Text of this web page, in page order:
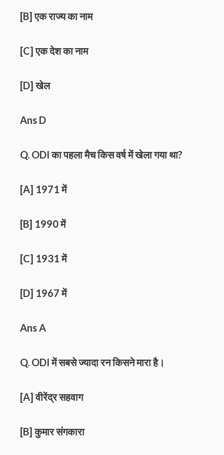
[B] एक राज्य का नाम
[C] एक देश का नाम
[D] खेल
Ans D
Q. ODI का पहला मैच किस वर्ष में खेला गया था?
[A] 1971 में
[B] 1990 में
[C] 1931 में
[D] 1967 में
Ans A
Q. ODI में सबसे ज्यादा रन किसने मारा है।
[A] वीरेंद्र सहवाग
[B] कुमार संगकारा